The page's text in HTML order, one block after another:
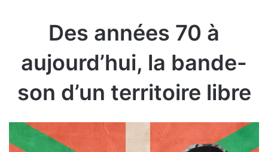
Des années 70 à
aujourd’hui, la bande-
son d’un territoire libre